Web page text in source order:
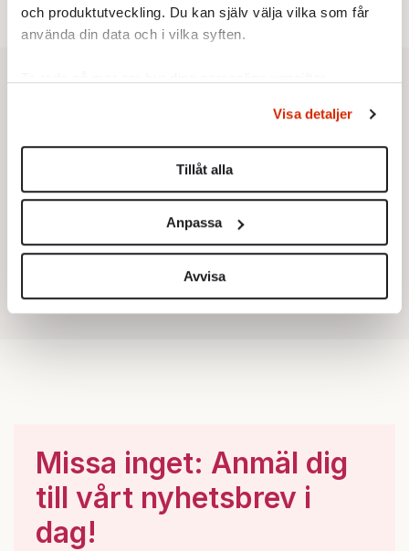
och produktutveckling. Du kan själv välja vilka som får
använda din data och i vilka syften.
Du kan ändra eller dra tillbaka ditt samtycke när som
helst från cookie-förklaringen.
Vi använder enhetsidentifierare för att anpassa innehållet
för sociala medier och analysera vår trafik. Vi
vidarebefordrar även sådana identifierare och annan
information från din enhet till de sociala medier och
annons- och analysföretag som vi samarbetar med.
Dessa kan i sin tur kombinera informationen med annan
Visa detaljer
Tillåt alla
Anpassa
Avvisa
Missa inget: Anmäl dig
till vårt nyhetsbrev i
dag!